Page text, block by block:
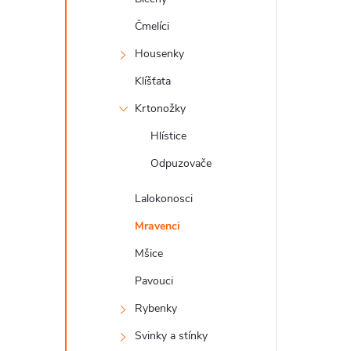
Čmelíci
Housenky
Klíšťata
Krtonožky
Hlístice
Odpuzovače
Lalokonosci
Mravenci
Mšice
Pavouci
Rybenky
Svinky a stínky